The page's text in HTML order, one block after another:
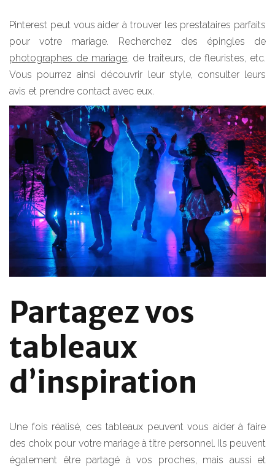
Pinterest peut vous aider à trouver les prestataires parfaits
pour votre mariage. Recherchez des épingles de
photographes de mariage, de traiteurs, de fleuristes, etc.
Vous pourrez ainsi découvrir leur style, consulter leurs
avis et prendre contact avec eux.
Partagez vos
tableaux
d’inspiration
Une fois réalisé, ces tableaux peuvent vous aider à faire
des choix pour votre mariage à titre personnel. Ils peuvent
également être partagé à vos proches, mais aussi et